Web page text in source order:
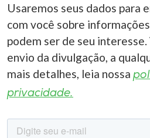
Usaremos seus dados para
com você sobre
podem ser de seu
envio da divulgação, a
mais detalhes, leia nossa
privacidade.